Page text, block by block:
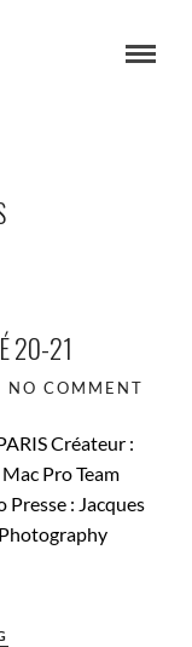
20-21
NO COMMENT
Créateur :
Pro Team
Presse : Jacques